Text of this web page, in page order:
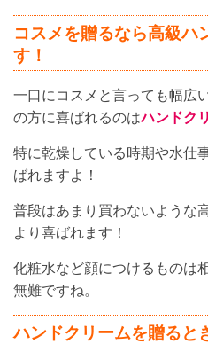
コスメを贈るなら高級ハ
す！
一口にコスメと言っても幅広
の方に喜ばれるのはハンドク
特に乾燥している時期や水仕
ばれますよ！
普段はあまり買わないような
より喜ばれます！
化粧水など顔につけるものは
無難ですね。
ハンドクリームを贈ると